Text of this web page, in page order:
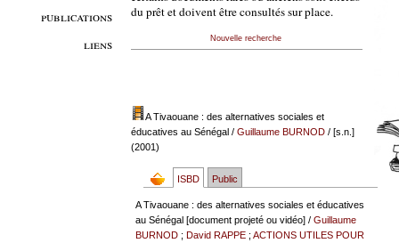
publications
liens
du prêt et doivent être consultés sur place.
Nouvelle recherche
A Tivaouane : des alternatives sociales et
éducatives au Sénégal/ Guillaume BURNOD/ [s.n.]
(2001)
ISBD Public
A Tivaouane : des alternatives sociales et éducatives
au Sénégal [document projeté ou vidéo] /Guillaume
BURNOD ;David RAPPE ;ACTIONS UTILES POUR